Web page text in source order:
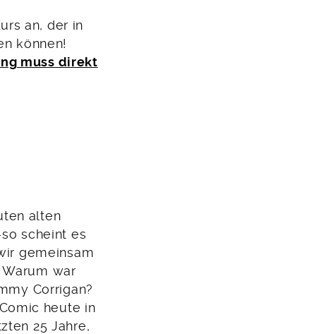
an, der in
können!
muss direkt
alten
scheint es
gemeinsam
war
Corrigan?
heute in
25 Jahre,